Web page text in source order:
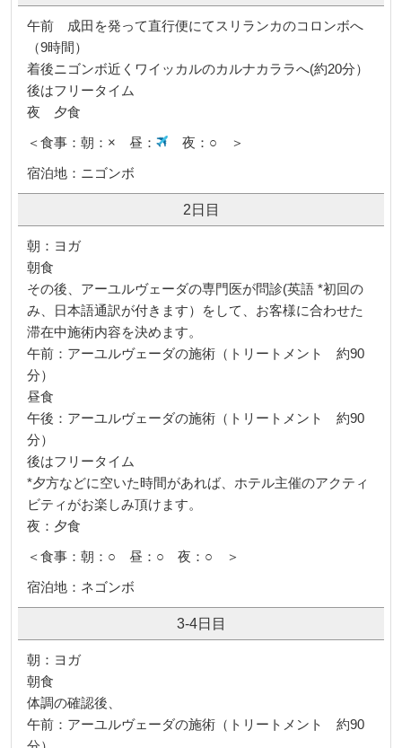
午前 成田を発って直行便にてスリランカのコロンボへ
（9時間）
着後ニゴンボ近くワイッカルのカルナカララへ(約20分）
後はフリータイム
夜 夕食
＜食事：朝：× 昼：
夜：○ ＞
宿泊地：ニゴンボ
2日目
朝：ヨガ
朝食
その後、アーユルヴェーダの専門医が問診(英語 *初回の
み、日本語通訳が付きます）をして、お客様に合わせた
滞在中施術内容を決めます。
午前：アーユルヴェーダの施術（トリートメント 約90
分）
昼食
午後：アーユルヴェーダの施術（トリートメント 約90
分）
後はフリータイム
*夕方などに空いた時間があれば、ホテル主催のアクティ
ビティがお楽しみ頂けます。
夜：夕食
＜食事：朝：○ 昼：○ 夜：○ ＞
宿泊地：ネゴンボ
3-4日目
朝：ヨガ
朝食
体調の確認後、
午前：アーユルヴェーダの施術（トリートメント 約90